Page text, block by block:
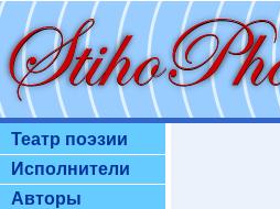
Театр поэзии
Исполнители
Авторы